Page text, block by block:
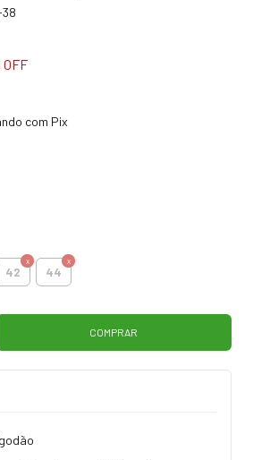
OFF
com Pix
42 44